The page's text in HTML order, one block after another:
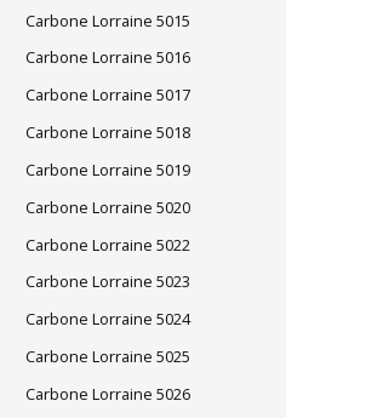
Carbone Lorraine 5015
Carbone Lorraine 5016
Carbone Lorraine 5017
Carbone Lorraine 5018
Carbone Lorraine 5019
Carbone Lorraine 5020
Carbone Lorraine 5022
Carbone Lorraine 5023
Carbone Lorraine 5024
Carbone Lorraine 5025
Carbone Lorraine 5026